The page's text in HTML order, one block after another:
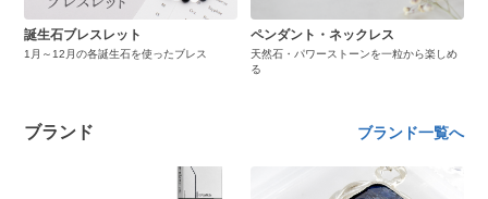
誕生石ブレスレット
1月～12月の各誕生石を使ったブレス
ペンダント・ネックレス
天然石・パワーストーンを一粒から楽しめ
る
ブランド ブランド一覧へ